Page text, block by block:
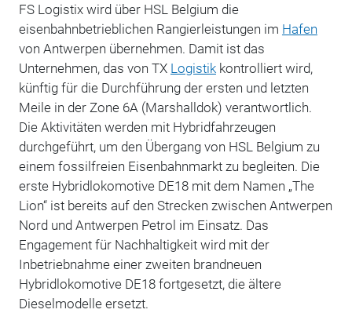
FS Logistix wird über HSL Belgium die
eisenbahnbetrieblichen Rangierleistungen im Hafen
von Antwerpen übernehmen. Damit ist das
Unternehmen, das von TX Logistikkontrolliert wird,
künftig für die Durchführung der ersten und letzten
Meile in der Zone 6A (Marshalldok) verantwortlich.
Die Aktivitäten werden mit Hybridfahrzeugen
durchgeführt, um den Übergang von HSL Belgium zu
einem fossilfreien Eisenbahnmarkt zu begleiten. Die
erste Hybridlokomotive DE18 mit dem Namen „The
Lion“ ist bereits auf den Strecken zwischen Antwerpen
Nord und Antwerpen Petrol im Einsatz. Das
Engagement für Nachhaltigkeit wird mit der
Inbetriebnahme einer zweiten brandneuen
Hybridlokomotive DE18 fortgesetzt, die ältere
Dieselmodelle ersetzt.